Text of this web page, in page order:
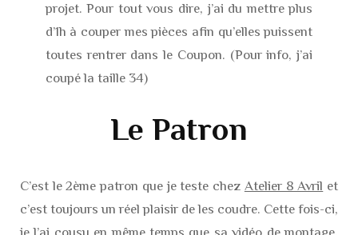
projet. Pour tout vous dire, j’ai du mettre plus
d’1h à couper mes pièces afin qu’elles puissent
toutes rentrer dans le Coupon. (Pour info, j’ai
coupé la taille 34)
Le Patron
C’est le 2ème patron que je teste chez Atelier 8 Avril et
c’est toujours un réel plaisir de les coudre. Cette fois-ci,